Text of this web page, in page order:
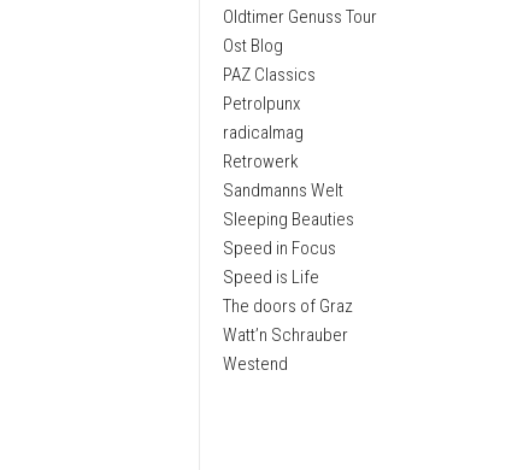
Oldtimer Genuss Tour
Ost Blog
PAZ Classics
Petrolpunx
radicalmag
Retrowerk
Sandmanns Welt
Sleeping Beauties
Speed in Focus
Speed is Life
The doors of Graz
Watt’n Schrauber
Westend